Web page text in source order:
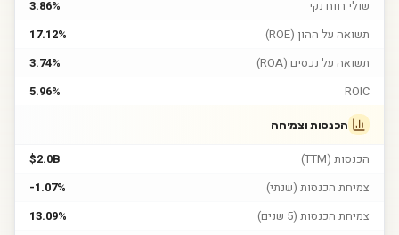
שולי רווח נקי
3.86%
תשואה על ההון (ROE)
17.12%
תשואה על נכסים (ROA)
3.74%
ROIC
5.96%
הכנסות וצמיחה
הכנסות (TTM)
$2.0B
צמיחת הכנסות (שנתי)
-1.07%
צמיחת הכנסות (5 שנים)
13.09%